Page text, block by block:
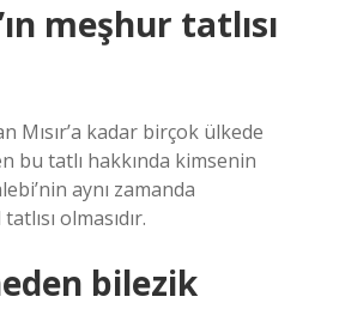
meşhur tatlısı
Mısır’a kadar birçok ülkede
bu tatlı hakkında kimsenin
aynı zamanda
olmasıdır.
bilezik